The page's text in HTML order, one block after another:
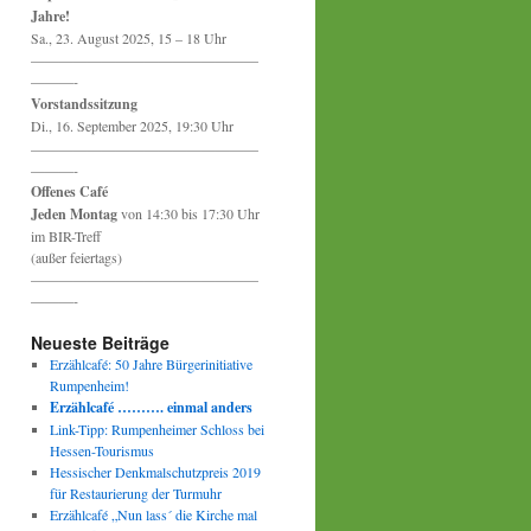
Jahre!
Sa., 23. August 2025, 15 – 18 Uhr
————————————————
———-
Vorstandssitzung
Di., 16. September 2025, 19:30 Uhr
————————————————
———-
Offenes Café
Jeden Montagvon 14:30 bis 17:30 Uhr
im BIR-Treff
(außer feiertags)
————————————————
———-
Neueste Beiträge
Erzählcafé: 50 Jahre Bürgerinitiative
Rumpenheim!
Erzählcafé ………. einmal anders
Link-Tipp: Rumpenheimer Schloss bei
Hessen-Tourismus
Hessischer Denkmalschutzpreis 2019
für Restaurierung der Turmuhr
Erzählcafé „Nun lass´ die Kirche mal